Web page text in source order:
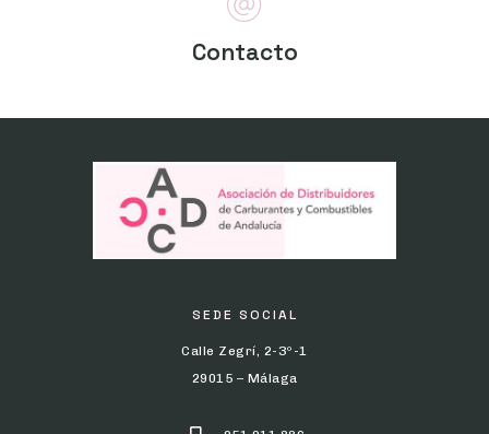
Contacto
SEDE SOCIAL
Calle Zegrí, 2-3º-1
29015 – Málaga